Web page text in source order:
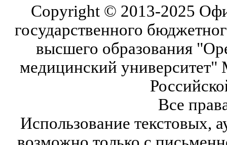
Copyright © 2013-2025
государственного
высшего образования
медицинский университет"
Все
Использование текстовых,